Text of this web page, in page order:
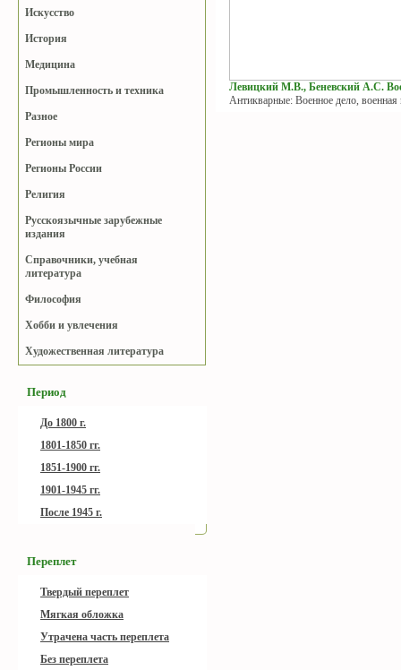
Искусство
История
Медицина
Промышленность и техника
Разное
Регионы мира
Регионы России
Религия
Русскоязычные зарубежные
издания
Справочники, учебная
литература
Философия
Хобби и увлечения
Художественная литература
Период
До 1800 г.
1801-1850 гг.
1851-1900 гг.
1901-1945 гг.
После 1945 г.
Переплет
Твердый переплет
Мягкая обложка
Утрачена часть переплета
Без переплета
Левицкий М.В., Беневский А.С.
Антикварные: Военное дело, военная